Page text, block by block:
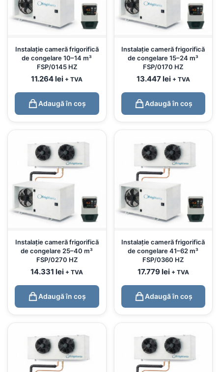
Instalație cameră frigorifică
de congelare 10–14 m³
FSP/0145 HZ
11.264lei + TVA
Adaugă în coș
Instalație cameră frigorifică
de congelare 15–24 m³
FSP/0170 HZ
13.447lei + TVA
Adaugă în coș
Instalație cameră frigorifică
de congelare 25–40 m³
FSP/0270 HZ
14.331lei + TVA
Adaugă în coș
Instalație cameră frigorifică
de congelare 41–62 m³
FSP/0360 HZ
17.779lei + TVA
Adaugă în coș